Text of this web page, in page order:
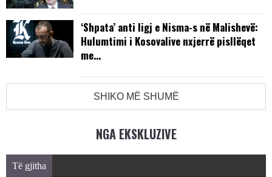
‘Shpata’ anti ligj e Nisma-s në Malishevë:
Hulumtimi i Kosovalive nxjerrë pisllëqet
me…
SHIKO MË SHUMË
NGA EKSKLUZIVE
Të gjitha